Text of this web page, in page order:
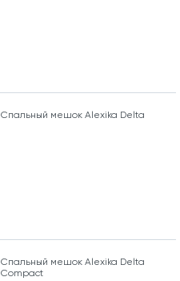
Спальный мешок Alexika Delta
Спальный мешок Alexika Delta
Compact